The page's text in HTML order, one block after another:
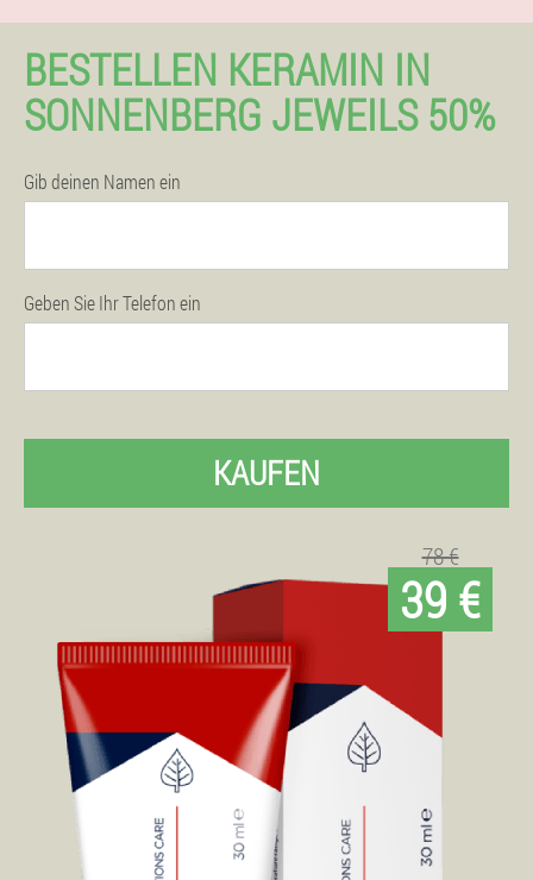
BESTELLEN KERAMIN IN
SONNENBERG JEWEILS 50%
Gib deinen Namen ein
Geben Sie Ihr Telefon ein
KAUFEN
78 €
39 €